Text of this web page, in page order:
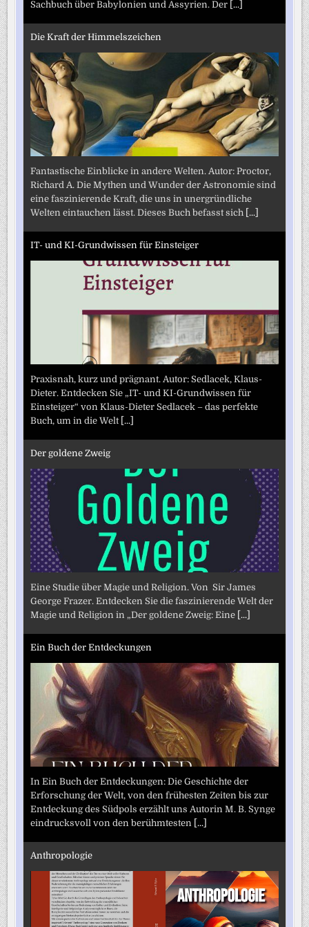
Sachbuch über Babylonien und Assyrien. Der [...]
Die Kraft der Himmelszeichen
Fantastische Einblicke in andere Welten. Autor: Proctor,
Richard A. Die Mythen und Wunder der Astronomie sind
eine faszinierende Kraft, die uns in unergründliche
Welten eintauchen lässt. Dieses Buch befasst sich [...]
IT- und KI-Grundwissen für Einsteiger
Praxisnah, kurz und prägnant. Autor: Sedlacek, Klaus-
Dieter. Entdecken Sie „IT- und KI-Grundwissen für
Einsteiger“ von Klaus-Dieter Sedlacek – das perfekte
Buch, um in die Welt [...]
Der goldene Zweig
Eine Studie über Magie und Religion. Von Sir James
George Frazer. Entdecken Sie die faszinierende Welt der
Magie und Religion in „Der goldene Zweig: Eine [...]
Ein Buch der Entdeckungen
In Ein Buch der Entdeckungen: Die Geschichte der
Erforschung der Welt, von den frühesten Zeiten bis zur
Entdeckung des Südpols erzählt uns Autorin M. B. Synge
eindrucksvoll von den berühmtesten [...]
Anthropologie